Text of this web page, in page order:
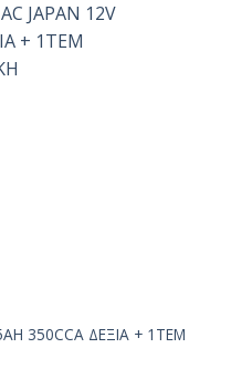
350CCA ΔΕΞΙΑ + 1TEM